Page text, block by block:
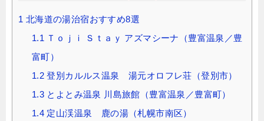
1 北海道の湯治宿おすすめ8選
1.1 Ｔｏｊｉ Ｓｔａｙ アズマシーナ（豊富温泉／豊
富町）
1.2 登別カルルス温泉 湯元オロフレ荘（登別市）
1.3 とよとみ温泉 川島旅館（豊富温泉／豊富町）
1.4 定山渓温泉 鹿の湯（札幌市南区）